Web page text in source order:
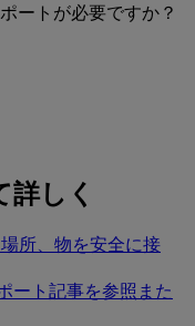
ートが必要ですか？
詳しく
場所、物を安全に接
ート記事を参照また